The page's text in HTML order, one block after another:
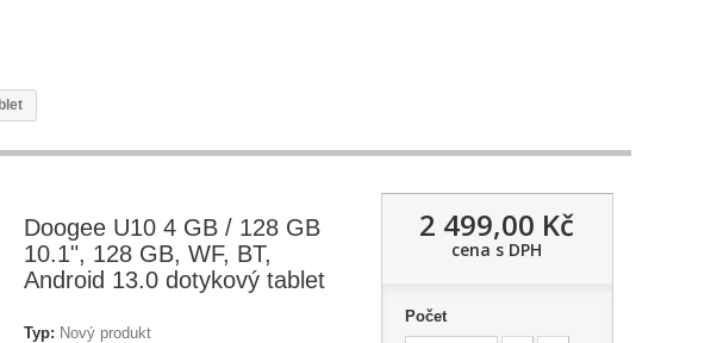
Doogee U10 4 GB / 128 GB
10.1", 128 GB, WF, BT,
Android 13.0 dotykový tablet
Typ: Nový produkt
2 499,00 Kč
cena s DPH
Počet